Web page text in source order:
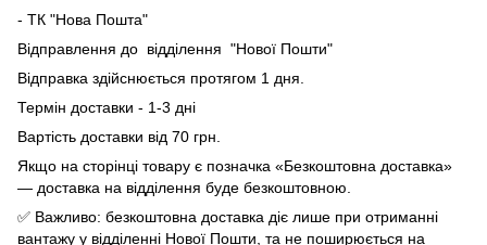
- ТК "Нова Пошта"
Відправлення до відділення "Нової Пошти"
Відправка здійснюється протягом 1 дня.
Термін доставки - 1-3 дні
Вартість доставки від 70 грн.
Якщо на сторінці товару є позначка «Безкоштовна доставка»
— доставка на відділення буде безкоштовною.
✅ Важливо: безкоштовна доставка діє лише при отриманні
вантажу у відділенні Нової Пошти, та не поширюється на